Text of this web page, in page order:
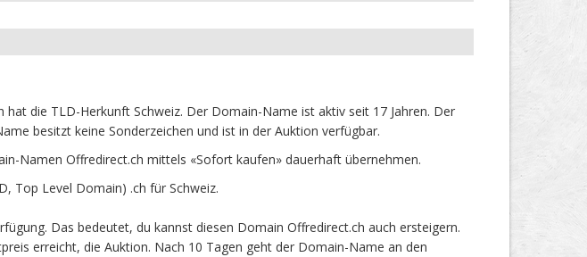
die TLD-Herkunft Schweiz. Der Domain-Name ist aktiv seit 17 Jahren. Der
besitzt keine Sonderzeichen und ist in der Auktion verfügbar.
Namen Offredirect.ch mittels «Sofort kaufen» dauerhaft übernehmen.
Top Level Domain) .ch für Schweiz.
Das bedeutet, du kannst diesen Domain Offredirect.ch auch ersteigern.
erreicht, die Auktion. Nach 10 Tagen geht der Domain-Name an den